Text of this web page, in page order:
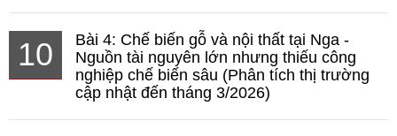
10
Bài 4: Chế biến gỗ và nội thất tại Nga -
Nguồn tài nguyên lớn nhưng thiếu công
nghiệp chế biến sâu (Phân tích thị trường
cập nhật đến tháng 3/2026)